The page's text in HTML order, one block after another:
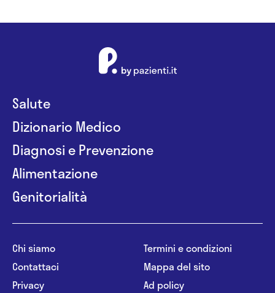
Salute
Dizionario Medico
Diagnosi e Prevenzione
Alimentazione
Genitorialità
Chi siamo
Contattaci
Privacy
Termini e condizioni
Mappa del sito
Ad policy